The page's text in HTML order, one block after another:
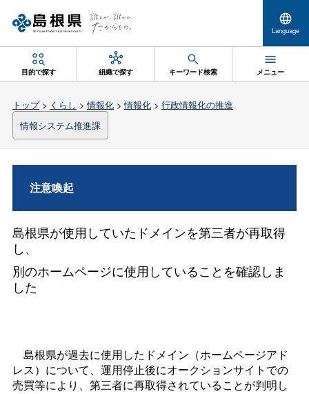
Language
目的で探す 組織で探す キーワード検索 メニュー
トップ> くらし >情報化>情報化> 行政情報化の推進
情報システム推進課
注意喚起
島根県が使用していたドメインを第三者が再取得
し、
別のホームページに使用していることを確認しま
した
島根県が過去に使用したドメイン（ホームページアド
レス）について、運用停止後にオークションサイトでの
売買等により、第三者に再取得されていることが判明し